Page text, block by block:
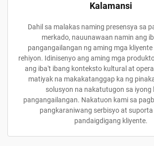
Kalamansi
Dahil sa malakas naming presensya sa
merkado, nauunawaan namin ang
pangangailangan ng aming mga kliyente
rehiyon. Idinisenyo ang aming mga
ang iba't ibang konteksto kultural at
matiyak na makakatanggap ka ng
solusyon na nakatutugon sa iyong
pangangailangan. Nakatuon kami sa
pangkaraniwang serbisyo at suporta
pandaigdigang kliyente.